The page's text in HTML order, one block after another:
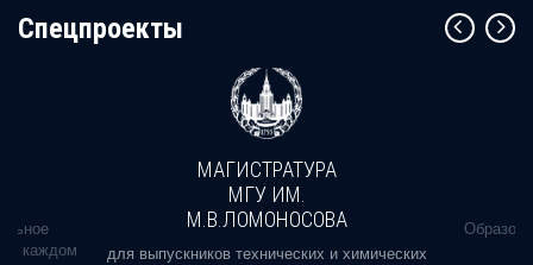
Cпецпроекты
в каждом
МАГИСТРАТУРА
МГУ ИМ.
М.В.ЛОМОНОСОВА
для выпускников технических и химических